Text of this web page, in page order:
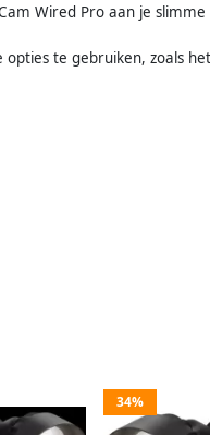
Wired Pro aan je slimme
te gebruiken, zoals
34%